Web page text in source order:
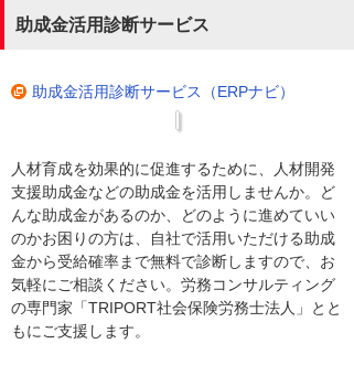
助成金活用診断サービス
助成金活用診断サービス（ERPナビ）
人材育成を効果的に促進するために、人材開発
支援助成金などの助成金を活用しませんか。ど
んな助成金があるのか、どのように進めていい
のかお困りの方は、自社で活用いただける助成
金から受給確率まで無料で診断しますので、お
気軽にご相談ください。労務コンサルティング
の専門家「TRIPORT社会保険労務士法人」とと
もにご支援します。